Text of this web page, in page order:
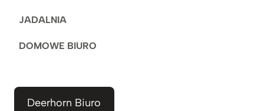
JADALNIA
DOMOWE BIURO
Deerhorn Biuro